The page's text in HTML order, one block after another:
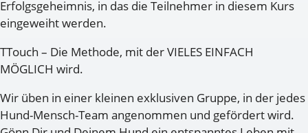
Erfolgsgeheimnis, in das die Teilnehmer in diesem Kurs
eingeweiht werden.
TTouch – Die Methode, mit der VIELES EINFACH
MÖGLICH wird.
Wir üben in einer kleinen exklusiven Gruppe, in der jedes
Hund-Mensch-Team angenommen und gefördert wird.